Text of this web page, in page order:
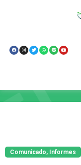
Comunicado, Informes